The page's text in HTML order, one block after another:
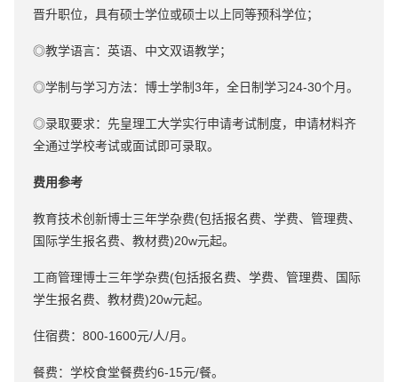
晋升职位，具有硕士学位或硕士以上同等预科学位；
◎教学语言：英语、中文双语教学；
◎学制与学习方法：博士学制3年，全日制学习24-30个月。
◎录取要求：先皇理工大学实行申请考试制度，申请材料齐
全通过学校考试或面试即可录取。
费用参考
教育技术创新博士三年学杂费(包括报名费、学费、管理费、
国际学生报名费、教材费)20w元起。
工商管理博士三年学杂费(包括报名费、学费、管理费、国际
学生报名费、教材费)20w元起。
住宿费：800-1600元/人/月。
餐费：学校食堂餐费约6-15元/餐。